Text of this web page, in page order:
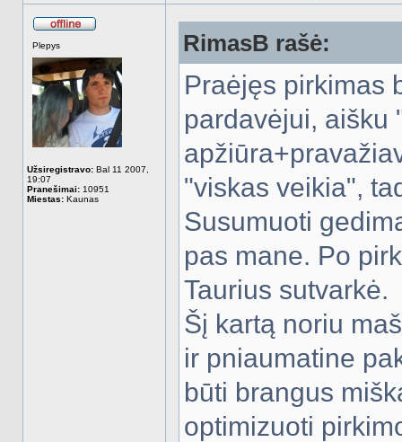
Plepys
Užsiregistravo: Bal 11 2007,
19:07
Pranešimai: 10951
Miestas: Kaunas
RimasB rašė:
Praėjęs pirkimas
pardavėjui, aišku
"viskas veikia",
Susumuoti
pas mane. Po
Taurius sutvarkė.
Šį kartą noriu
ir pniaumatine
būti brangus
optimizuoti